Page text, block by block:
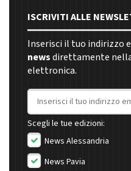
ISCRIVITI ALLE
Inserisci il tuo indirizzo
newsdirettamente
elettronica.
Indirizzo email
Scegli le tue edizioni:
News Alessandria
News Pavia